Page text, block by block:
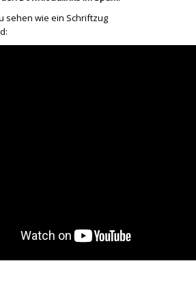
sehen wie ein Schriftzug